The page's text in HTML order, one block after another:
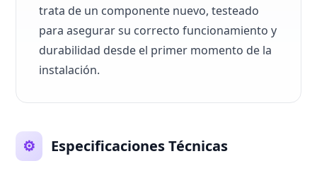
trata de un componente nuevo, testeado
para asegurar su correcto funcionamiento y
durabilidad desde el primer momento de la
instalación.
⚙️ Especificaciones Técnicas